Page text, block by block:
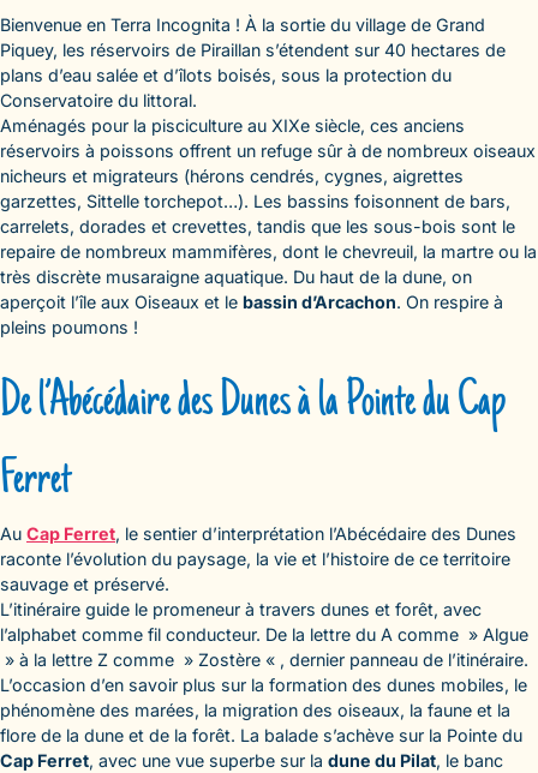
Bienvenue en Terra Incognita ! À la sortie du village de Grand
Piquey, les réservoirs de Piraillan s’étendent sur 40 hectares de
plans d’eau salée et d’îlots boisés, sous la protection du
Conservatoire du littoral.
Aménagés pour la pisciculture au XIXe siècle, ces anciens
réservoirs à poissons offrent un refuge sûr à de nombreux oiseaux
nicheurs et migrateurs (hérons cendrés, cygnes, aigrettes
garzettes, Sittelle torchepot…). Les bassins foisonnent de bars,
carrelets, dorades et crevettes, tandis que les sous-bois sont le
repaire de nombreux mammifères, dont le chevreuil, la martre ou la
très discrète musaraigne aquatique. Du haut de la dune, on
aperçoit l’île aux Oiseaux et le bassin d’Arcachon. On respire à
pleins poumons !
De l’Abécédaire des Dunes à la Pointe du Cap
Ferret
Au Cap Ferret, le sentier d’interprétation l’Abécédaire des Dunes
raconte l’évolution du paysage, la vie et l’histoire de ce territoire
sauvage et préservé.
L’itinéraire guide le promeneur à travers dunes et forêt, avec
l’alphabet comme fil conducteur. De la lettre du A comme » Algue
» à la lettre Z comme » Zostère « , dernier panneau de l’itinéraire.
L’occasion d’en savoir plus sur la formation des dunes mobiles, le
phénomène des marées, la migration des oiseaux, la faune et la
flore de la dune et de la forêt. La balade s’achève sur la Pointe du
Cap Ferret, avec une vue superbe sur la dune du Pilat, le banc